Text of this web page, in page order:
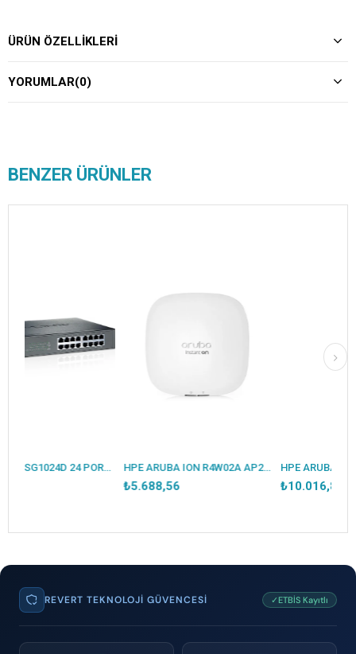
ÜRÜN ÖZELLIKLERI
YORUMLAR(0)
BENZER ÜRÜNLER
TP-LINK TL-SG1024D 24 PORT GIGABIT METAL KASA RACKMOUNT SWITCH HPE ARUBA ION R4W02A AP22 İÇ ORTAM ACCESS POINT(ADAPTÖRSÜZ)
₺5.688,56 ₺10.016,81
REVERT TEKNOLOJI GÜVENCESI ✓ETBİS Kayıtlı